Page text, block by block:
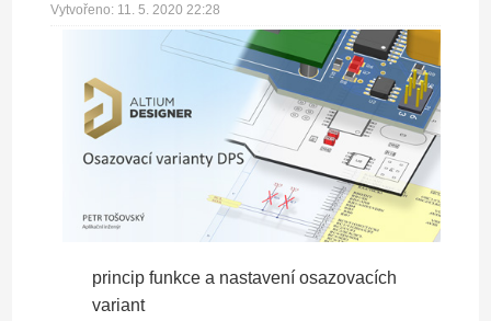
Vytvořeno: 11. 5. 2020 22:28
princip funkce a nastavení osazovacích
variant